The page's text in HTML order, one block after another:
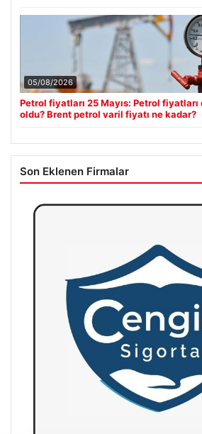
05/08/2026
Petrol fiyatları 25 Mayıs: Petrol
oldu? Brent petrol varil fiyatı ne kadar?
Son Eklenen Firmalar